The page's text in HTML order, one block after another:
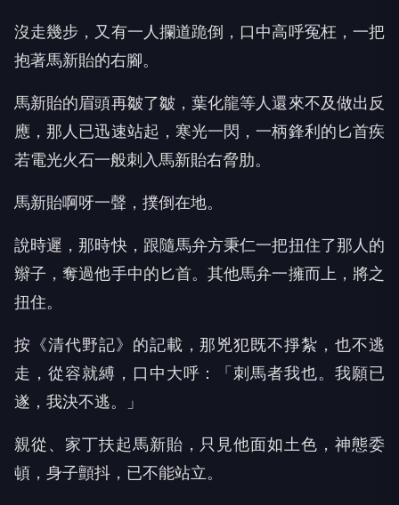
沒走幾步，又有一人攔道跪倒，口中高呼冤枉，一把
抱著馬新貽的右腳。
馬新貽的眉頭再皺了皺，葉化龍等人還來不及做出反
應，那人已迅速站起，寒光一閃，一柄鋒利的匕首疾
若電光火石一般刺入馬新貽右脅肋。
馬新貽啊呀一聲，撲倒在地。
說時遲，那時快，跟隨馬弁方秉仁一把扭住了那人的
辮子，奪過他手中的匕首。其他馬弁一擁而上，將之
扭住。
按《清代野記》的記載，那兇犯既不掙紮，也不逃
走，從容就縛，口中大呼：「刺馬者我也。我願已
遂，我決不逃。」
親從、家丁扶起馬新貽，只見他面如土色，神態委
頓，身子顫抖，已不能站立。